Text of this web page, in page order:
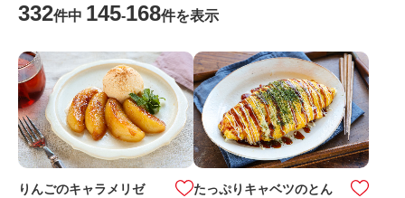
332件中 145-168件を表示
りんごのキャラメリゼ
たっぷりキャベツのとん